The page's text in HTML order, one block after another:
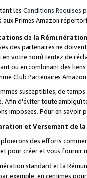
les Conditions Requises
aux Primes Amazon
de la Rémunération
des partenaires ne
en votre nom) tentez de
ou en combinant des
Club Partenaires Amazon.
susceptibles, de
Afin d'éviter toute
imposées. Pour en savoir
et Versement de
des efforts
pour créer et vous fournir
standard et la
exemple, en centimes